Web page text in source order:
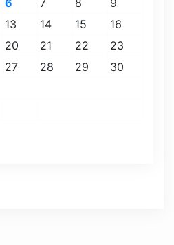
13 14 15
16
20 21 22
23
27 28 29
30